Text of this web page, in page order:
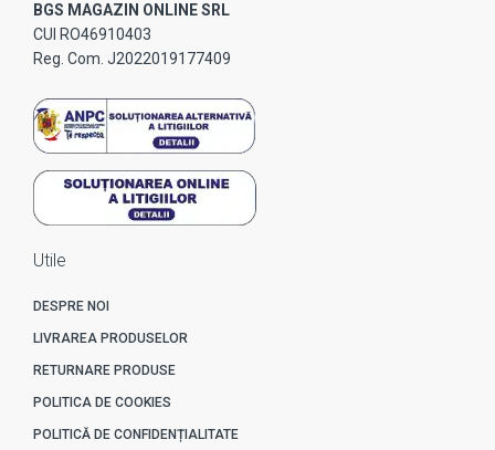
BGS MAGAZIN ONLINE SRL
CUI RO46910403
Reg. Com. J2022019177409
Utile
DESPRE NOI
LIVRAREA PRODUSELOR
RETURNARE PRODUSE
POLITICA DE COOKIES
POLITICĂ DE CONFIDENȚIALITATE